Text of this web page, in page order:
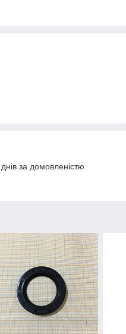
за домовленістю